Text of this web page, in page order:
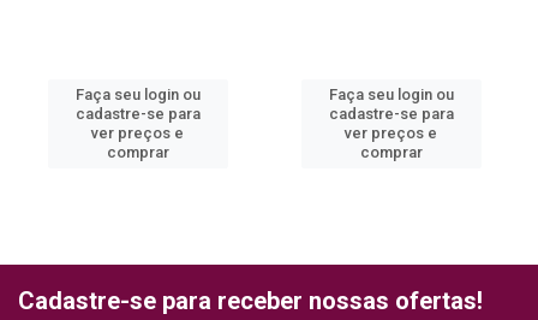
Faça seu login ou
cadastre-se para
ver preços e
comprar
Faça seu login ou
cadastre-se para
ver preços e
comprar
Cadastre-se para receber nossas ofertas!